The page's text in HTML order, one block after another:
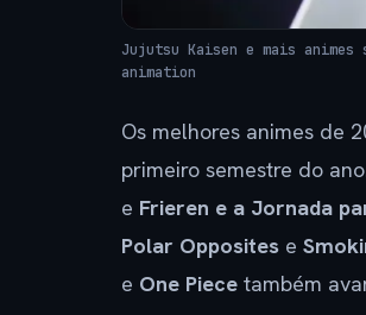
Jujutsu Kaisen e mais animes
animation
Os melhores animes de
primeiro semestre do
e Frieren e a Jornada
Polar Opposites e
e One Piece também